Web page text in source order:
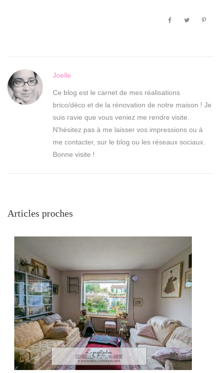
Joelle
Ce blog est le carnet de mes réalisations
brico/déco et de la rénovation de notre maison ! Je
suis ravie que vous veniez me rendre visite.
N'hésitez pas à me laisser vos impressions ou à
me contacter, sur le blog ou les réseaux sociaux.
Bonne visite !
Articles proches